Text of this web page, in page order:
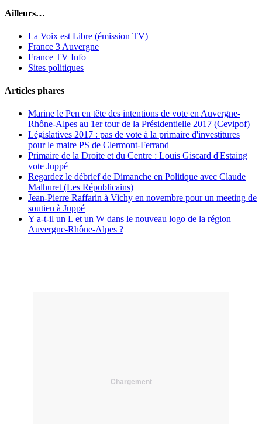
Ailleurs…
La Voix est Libre (émission TV)
France 3 Auvergne
France TV Info
Sites politiques
Articles phares
Marine le Pen en tête des intentions de vote en Auvergne-
Rhône-Alpes au 1er tour de la Présidentielle 2017 (Cevipof)
Législatives 2017 : pas de vote à la primaire d'investitures
pour le maire PS de Clermont-Ferrand
Primaire de la Droite et du Centre : Louis Giscard d'Estaing
vote Juppé
Regardez le débrief de Dimanche en Politique avec Claude
Malhuret (Les Républicains)
Jean-Pierre Raffarin à Vichy en novembre pour un meeting de
soutien à Juppé
Y a-t-il un L et un W dans le nouveau logo de la région
Auvergne-Rhône-Alpes ?
Chargement